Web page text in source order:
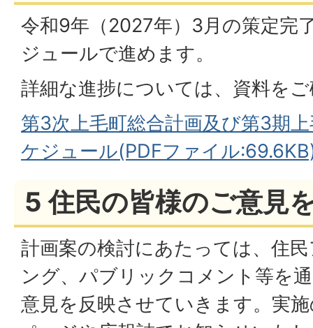
令和9年（2027年）3月の策定完
ジュールで進めます。
詳細な進捗については、資料を
第3次上毛町総合計画及び第3期
ケジュール(PDFファイル
5 住民の皆様のご意見
計画案の検討にあたっては、住
ング、パブリックコメント等を
意見を反映させていきます。実